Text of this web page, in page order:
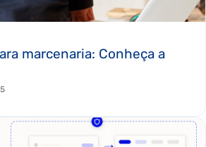
marcenaria: Conheça a